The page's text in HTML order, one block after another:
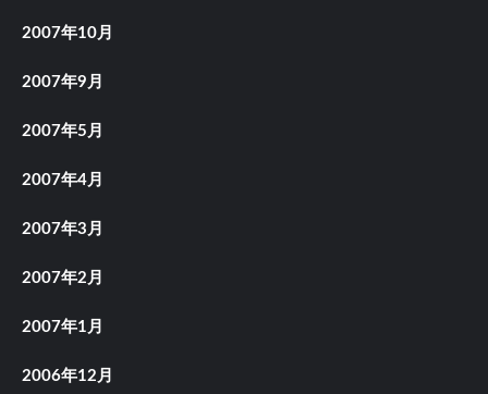
2007年10月
2007年9月
2007年5月
2007年4月
2007年3月
2007年2月
2007年1月
2006年12月